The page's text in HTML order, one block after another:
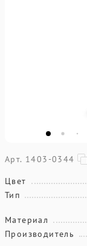
Арт. 1403-0344
Цвет
Тип
Материал
Производитель